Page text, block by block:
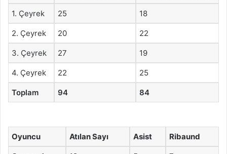
1. Çeyrek 25 18
2. Çeyrek 20 22
3. Çeyrek 27 19
4. Çeyrek 22 25
Toplam 94 84
Oyuncu Atılan Sayı Asist Ribaund